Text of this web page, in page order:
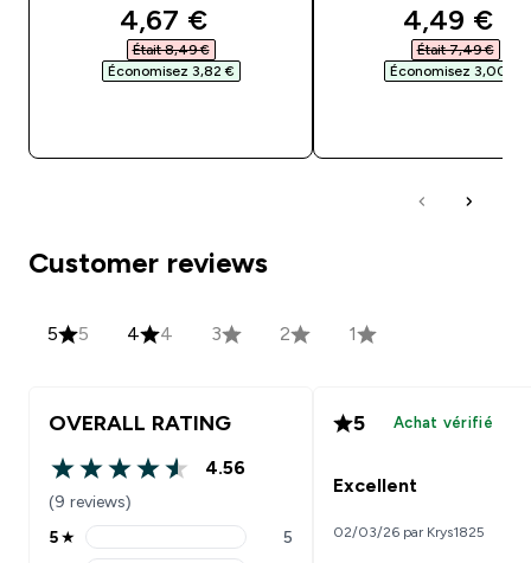
discounted price
4,67 €‎
Était 8,49 €‎
Économisez 3,82 €‎
4,49 €‎
Était 7,49 €‎
Économisez 3,00 €‎
Customer reviews
5 5 4 4 3 2 1
OVERALL RATING
4.56 out of 5 stars
4.56
(9 reviews)
5 stars rating 5 reviews
5★ 5
5 Achat vérifié
Excellent
02/03/26 par Krys1825